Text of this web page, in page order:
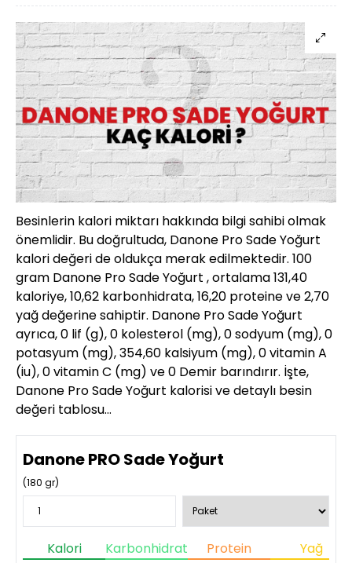
Besinlerin kalori miktarı hakkında bilgi sahibi olmak
önemlidir. Bu doğrultuda, Danone Pro Sade Yoğurt
kalori değeri de oldukça merak edilmektedir. 100
gram Danone Pro Sade Yoğurt , ortalama 131,40
kaloriye, 10,62 karbonhidrata, 16,20 proteine ve 2,70
yağ değerine sahiptir. Danone Pro Sade Yoğurt
ayrıca, 0 lif (g), 0 kolesterol (mg), 0 sodyum (mg), 0
potasyum (mg), 354,60 kalsiyum (mg), 0 vitamin A
(iu), 0 vitamin C (mg) ve 0 Demir barındırır. İşte,
Danone Pro Sade Yoğurt kalorisi ve detaylı besin
değeri tablosu…
Danone PRO Sade Yoğurt
(180 gr)
Kalori Karbonhidrat Protein Yağ